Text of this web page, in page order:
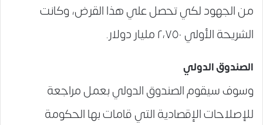
من الجهود لكي تحصل علي هذا القرض، وكانت
الشريحة الأولي ٢،٧٥٠ مليار دولار.
الصندوق الدولي
وسوف سيقوم الصندوق الدولي بعمل مراجعة
للإصلاحات الإقصادية التي قامات بها الحكومة